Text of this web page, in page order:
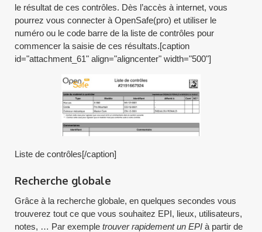
le résultat de ces contrôles. Dès l’accès à internet, vous
pourrez vous connecter à OpenSafe(pro) et utiliser le
numéro ou le code barre de la liste de contrôles pour
commencer la saisie de ces résultats.[caption
id="attachment_61" align="aligncenter" width="500"]
Liste de contrôles[/caption]
Recherche globale
Grâce à la recherche globale, en quelques secondes vous
trouverez tout ce que vous souhaitez EPI, lieux, utilisateurs,
notes, … Par exempletrouver rapidement un EPI à partir de